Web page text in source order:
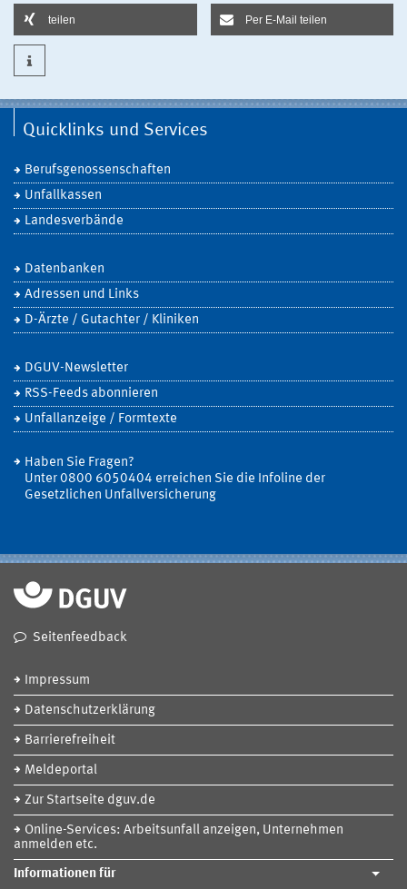
teilen Per E-Mail teilen
Quicklinks und Services
Berufsgenossenschaften
Unfallkassen
Landesverbände
Datenbanken
Adressen und Links
D-Ärzte / Gutachter / Kliniken
DGUV-Newsletter
RSS-Feeds abonnieren
Unfallanzeige / Formtexte
Haben Sie Fragen?
Unter 0800 6050404 erreichen Sie die Infoline der
Gesetzlichen Unfallversicherung
Seitenfeedback
Impressum
Datenschutzerklärung
Barrierefreiheit
Meldeportal
Zur Startseite dguv.de
Online-Services: Arbeitsunfall anzeigen, Unternehmen
anmelden etc.
Informationen für